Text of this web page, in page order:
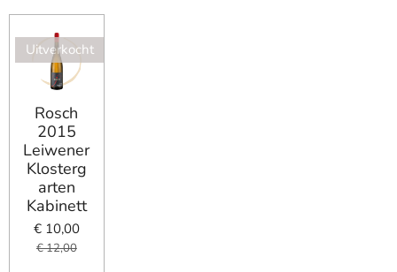
Uitverkocht
Rosch
2015
Leiwener
Klosterg
arten
Kabinett
€ 10,00
€ 12,00